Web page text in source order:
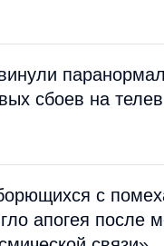
сбоев на
с
апогея после